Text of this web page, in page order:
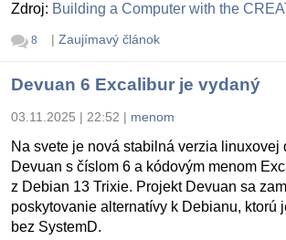
Zdroj: Building a Computer with the
8 | Zaujímavý článok
Devuan 6 Excalibur je vydaný
03.11.2025 | 22:52 | menom
Na svete je nová stabilná verzia linuxovej
Devuan s číslom 6 a kódovým menom
z Debian 13 Trixie. Projekt Devuan sa
poskytovanie alternatívy k Debianu, ktorú
bez SystemD.